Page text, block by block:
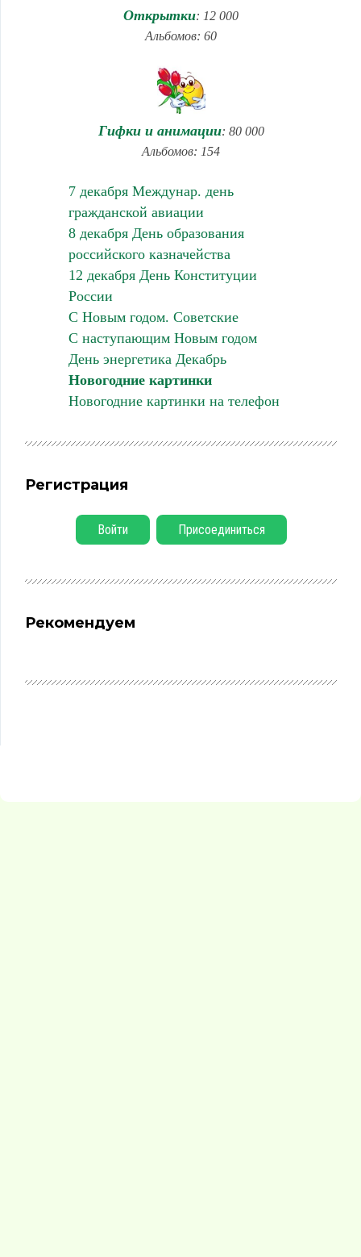
Открытки: 12 000
Альбомов: 60
Гифки и анимации: 80 000
Альбомов: 154
7 декабря Междунар. день
гражданской авиации
8 декабря День образования
российского казначейства
12 декабря День Конституции
России
С Новым годом. Советские
С наступающим Новым годом
День энергетика Декабрь
Новогодние картинки
Новогодние картинки на телефон
Регистрация
Войти Присоединиться
Рекомендуем